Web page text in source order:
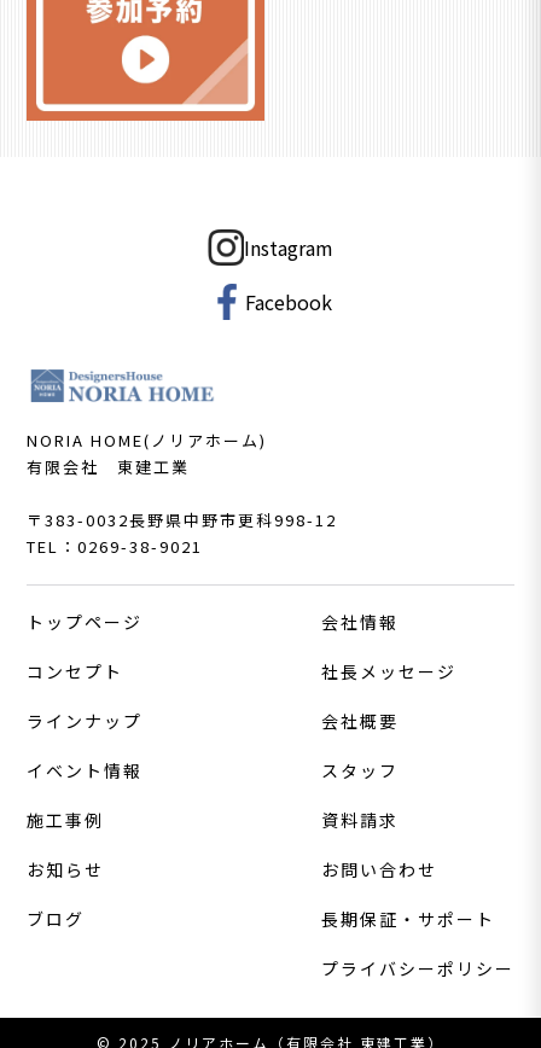
Instagram
Facebook
NORIA HOME(ノリアホーム)
有限会社 東建工業
〒383-0032長野県中野市更科998-12
TEL：0269-38-9021
トップページ
コンセプト
ラインナップ
イベント情報
施工事例
お知らせ
ブログ
会社情報
社長メッセージ
会社概要
スタッフ
資料請求
お問い合わせ
長期保証・サポート
プライバシーポリシー
© 2025 ノリアホーム（有限会社 東建工業）